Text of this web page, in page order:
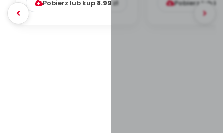
Pobierz lub kup 8.99 zł Pobierz lub